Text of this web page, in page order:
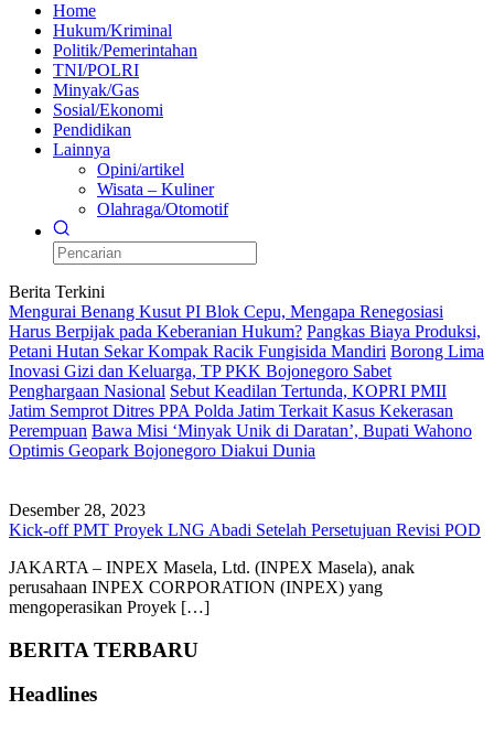
Home
Hukum/Kriminal
Politik/Pemerintahan
TNI/POLRI
Minyak/Gas
Sosial/Ekonomi
Pendidikan
Lainnya
Opini/artikel
Wisata – Kuliner
Olahraga/Otomotif
Berita Terkini
Mengurai Benang Kusut PI Blok Cepu, Mengapa Renegosiasi
Harus Berpijak pada Keberanian Hukum? Pangkas Biaya Produksi,
Petani Hutan Sekar Kompak Racik Fungisida Mandiri Borong Lima
Inovasi Gizi dan Keluarga, TP PKK Bojonegoro Sabet
Penghargaan Nasional Sebut Keadilan Tertunda, KOPRI PMII
Jatim Semprot Ditres PPA Polda Jatim Terkait Kasus Kekerasan
Perempuan Bawa Misi ‘Minyak Unik di Daratan’, Bupati Wahono
Optimis Geopark Bojonegoro Diakui Dunia
Desember 28, 2023
Kick-off PMT Proyek LNG Abadi Setelah Persetujuan Revisi POD
JAKARTA – INPEX Masela, Ltd. (INPEX Masela), anak
perusahaan INPEX CORPORATION (INPEX) yang
mengoperasikan Proyek […]
BERITA TERBARU
Headlines